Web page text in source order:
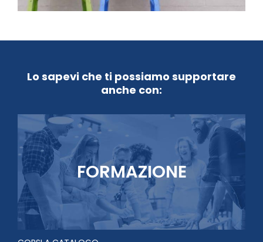
Lo sapevi che ti possiamo supportare
anche con:
FORMAZIONE